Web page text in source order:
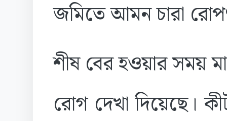
জমিতে আমন চারা
শীষ বের হওয়ার সময়
রোগ দেখা দিয়েছে।